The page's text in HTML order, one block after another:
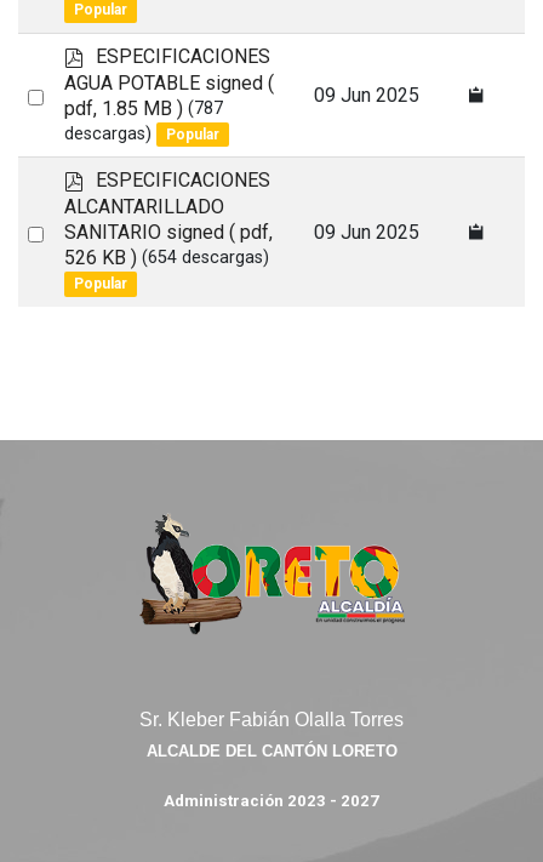
Popular
Select
item
p
d
f
ESPECIFICACIONES
AGUA POTABLE signed (
pdf, 1.85 MB ) (787
descargas)
Popular
09 Jun 2025
Select
p
d
f
ESPECIFICACIONES
ALCANTARILLADO
SANITARIO signed ( pdf,
526 KB ) (654 descargas)
Popular
09 Jun 2025
Sr. Kleber Fabián Olalla Torres
ALCALDE DEL CANTÓN LORETO
Administración 2023 - 2027